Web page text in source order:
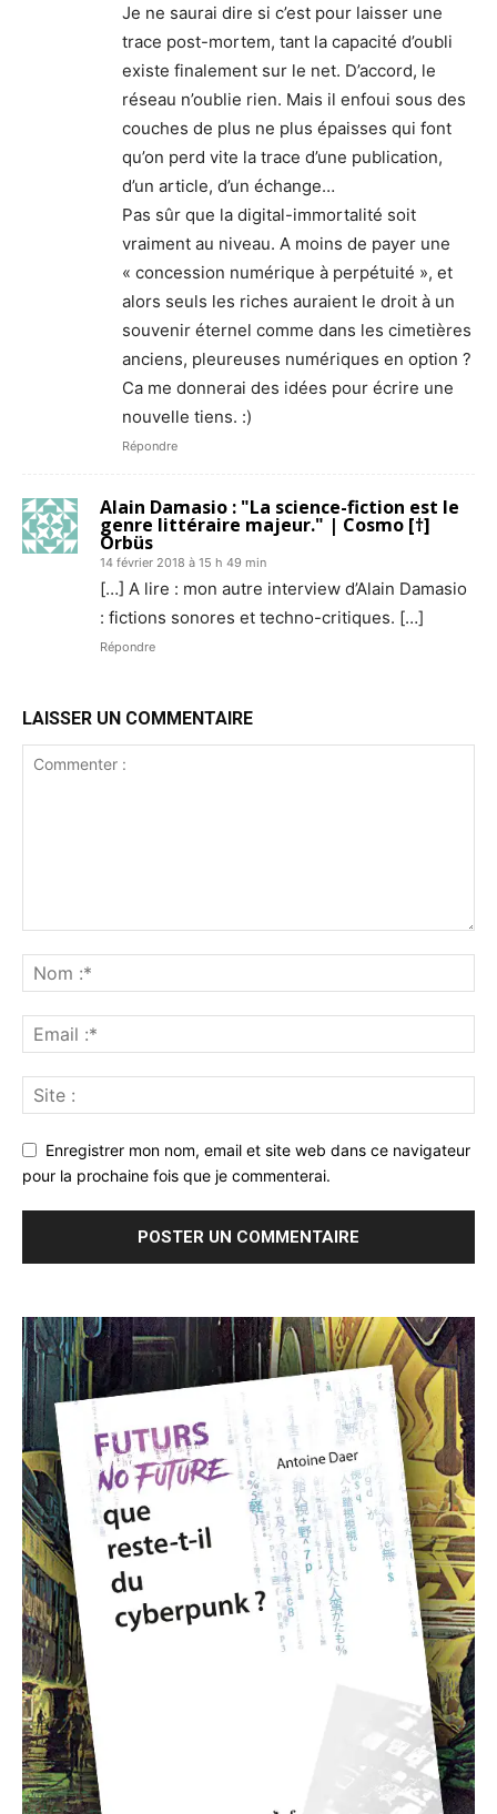
Je ne saurai dire si c’est pour laisser une
trace post-mortem, tant la capacité d’oubli
existe finalement sur le net. D’accord, le
réseau n’oublie rien. Mais il enfoui sous des
couches de plus ne plus épaisses qui font
qu’on perd vite la trace d’une publication,
d’un article, d’un échange…
Pas sûr que la digital-immortalité soit
vraiment au niveau. A moins de payer une
« concession numérique à perpétuité », et
alors seuls les riches auraient le droit à un
souvenir éternel comme dans les cimetières
anciens, pleureuses numériques en option ?
Ca me donnerai des idées pour écrire une
nouvelle tiens. :)
Répondre
Alain Damasio : "La science-fiction est le
genre littéraire majeur." | Cosmo [†]
Orbüs
14 février 2018 à 15 h 49 min
[…] A lire : mon autre interview d’Alain Damasio
: fictions sonores et techno-critiques. […]
Répondre
LAISSER UN COMMENTAIRE
Enregistrer mon nom, email et site web dans ce navigateur
pour la prochaine fois que je commenterai.